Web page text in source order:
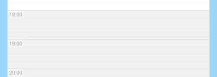
18:00
19:00
20:00